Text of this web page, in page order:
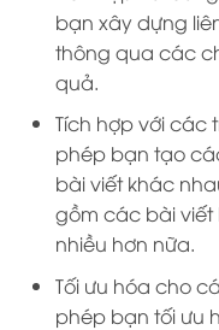
bạn xây dựng
thông qua các
quả.
Tích hợp với các
phép bạn tạo
bài viết khác
gồm các bài viết
nhiều hơn nữa.
Tối ưu hóa cho
phép bạn tối ưu